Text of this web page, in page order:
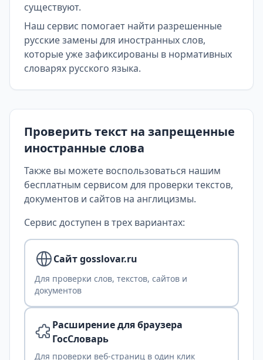
существуют.
Наш сервис помогает найти разрешенные
русские замены для иностранных слов,
которые уже зафиксированы в нормативных
словарях русского языка.
Проверить текст на запрещенные
иностранные слова
Также вы можете воспользоваться нашим
бесплатным сервисом для проверки текстов,
документов и сайтов на англицизмы.
Сервис доступен в трех вариантах:
Сайт gosslovar.ru
Для проверки слов, текстов, сайтов и
документов
Расширение для браузера
ГосСловарь
Для проверки веб-страниц в один клик